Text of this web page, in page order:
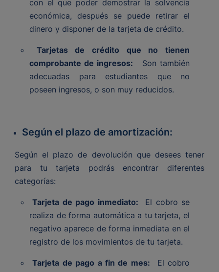
con el que poder demostrar la solvencia
económica, después se puede retirar el
dinero y disponer de la tarjeta de crédito.
Tarjetas de crédito que no tienen
comprobante de ingresos:
Son también
adecuadas para estudiantes que no
poseen ingresos, o son muy reducidos.
Según el plazo de amortización:
Según el plazo de devolución que desees tener
para tu tarjeta podrás encontrar diferentes
categorías:
Tarjeta de pago inmediato: El cobro se
realiza de forma automática a tu tarjeta, el
negativo aparece de forma inmediata en el
registro de los movimientos de tu tarjeta.
Tarjeta de pago a fin de mes: El cobro